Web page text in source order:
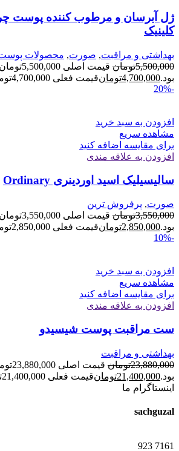
ژل آبرسان و مرطوب کننده پوست
کلینیک
بهداشتی و مراقبت, صورت, محصولات
5,500,000تومان
قیمت اصلی 5,500,000تومان
بود.4,700,000تومانقیمت فعلی 4,700,000تومان است.
-20%
افزودن به سبد خرید
مشاهده سریع
برای مقایسه اضافه کنید
افزودن به علاقه مندی
سالیسیلیک اسید اوردینری Ordinary
صورت, پرفروش ترین
3,550,000تومان
قیمت اصلی 3,550,000تومان
بود.2,850,000تومانقیمت فعلی 2,850,000تومان است.
-10%
افزودن به سبد خرید
مشاهده سریع
برای مقایسه اضافه کنید
افزودن به علاقه مندی
ست مراقبت پوست شیسیدو
بهداشتی و مراقبت
23,880,000تومان
قیمت اصلی
بود.21,400,000تومانقیمت فعلی 21,400,000تومان است.
اینستاگرام ما
sachguzal
7161
923